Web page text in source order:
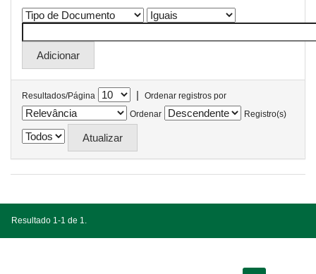
Resultados/Página |
Ordenar registros por
Ordenar
Registro(s)
Resultado 1-1 de 1.